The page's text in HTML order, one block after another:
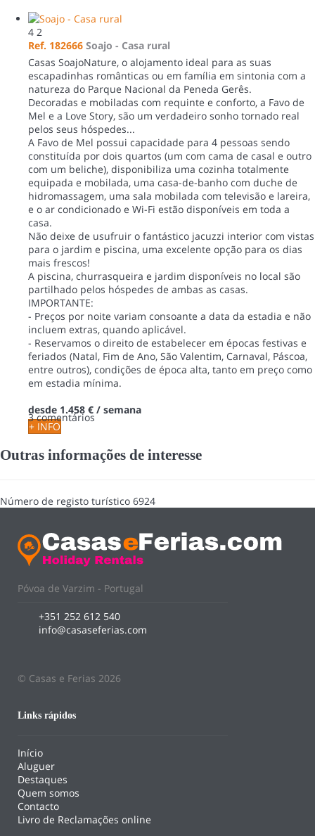
4 2
Ref. 182666 Soajo - Casa rural
Casas SoajoNature, o alojamento ideal para as suas
escapadinhas românticas ou em família em sintonia com a
natureza do Parque Nacional da Peneda Gerês.
Decoradas e mobiladas com requinte e conforto, a Favo de
Mel e a Love Story, são um verdadeiro sonho tornado real
pelos seus hóspedes...
A Favo de Mel possui capacidade para 4 pessoas sendo
constituída por dois quartos (um com cama de casal e outro
com um beliche), disponibiliza uma cozinha totalmente
equipada e mobilada, uma casa-de-banho com duche de
hidromassagem, uma sala mobilada com televisão e lareira,
e o ar condicionado e Wi-Fi estão disponíveis em toda a
casa.
Não deixe de usufruir o fantástico jacuzzi interior com vistas
para o jardim e piscina, uma excelente opção para os dias
mais frescos!
A piscina, churrasqueira e jardim disponíveis no local são
partilhado pelos hóspedes de ambas as casas.
IMPORTANTE:
- Preços por noite variam consoante a data da estadia e não
incluem extras, quando aplicável.
- Reservamos o direito de estabelecer em épocas festivas e
feriados (Natal, Fim de Ano, São Valentim, Carnaval, Páscoa,
entre outros), condições de época alta, tanto em preço como
em estadia mínima.
3 comentários
desde 1.458 € / semana
+ INFO
Outras informações de interesse
Número de registo turístico 6924
Póvoa de Varzim - Portugal
+351 252 612 540
info@casaseferias.com
© Casas e Ferias 2026
Links rápidos
Início
Aluguer
Destaques
Quem somos
Contacto
Livro de Reclamações online